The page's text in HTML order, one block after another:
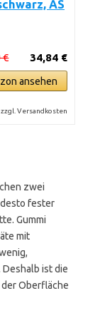
AS
34,84 €
€
ansehen
Versandkosten
zwei
fester
Gummi
mit
ist die
Oberfläche